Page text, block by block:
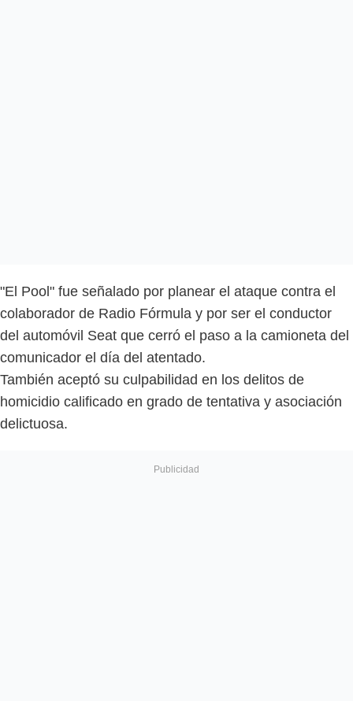
"El Pool" fue señalado por planear el ataque contra el
colaborador de Radio Fórmula y por ser el conductor
del automóvil Seat que cerró el paso a la camioneta del
comunicador el día del atentado.
También aceptó su culpabilidad en los delitos de
homicidio calificado en grado de tentativa y asociación
delictuosa.